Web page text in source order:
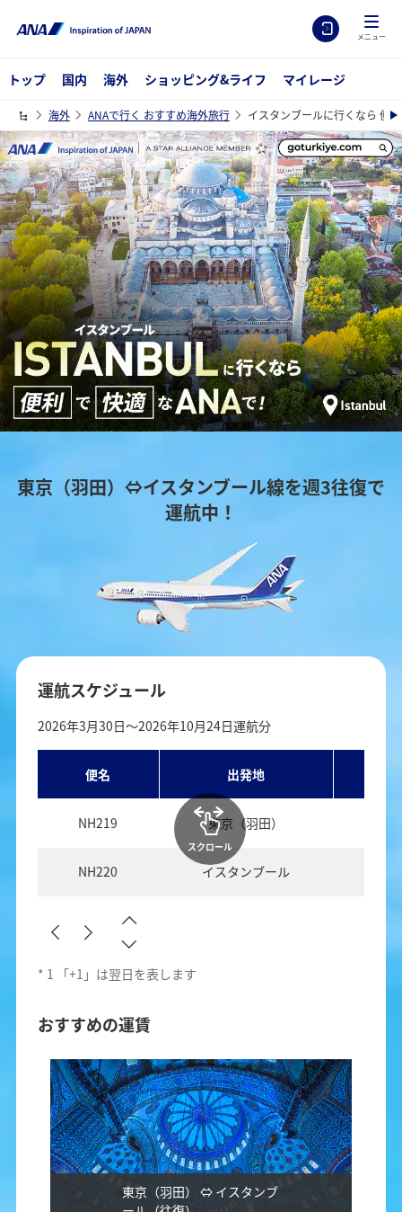
メニュー
トップ 国内 海外 ショッピング&ライフ マイレージ
海外 ANAで行く おすすめ海外旅行 イスタンブールに行くなら 便
東京（羽田）⇔イスタンブール線を週3往復で
運航中！
運航スケジュール
2026年3月30日～2026年10月24日運航分
便名 出発地
NH219 東京（羽田）
NH220 イスタンブール
スクロール
* 1 「+1」は翌日を表します
おすすめの運賃
東京（羽田） ⇔ イスタンブ